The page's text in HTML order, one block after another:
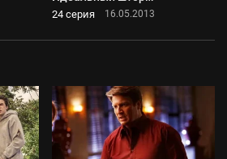
24 серия 16.05.2013